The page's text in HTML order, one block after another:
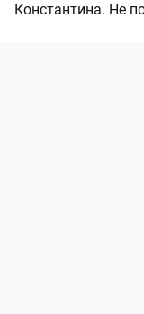
Константина. Не